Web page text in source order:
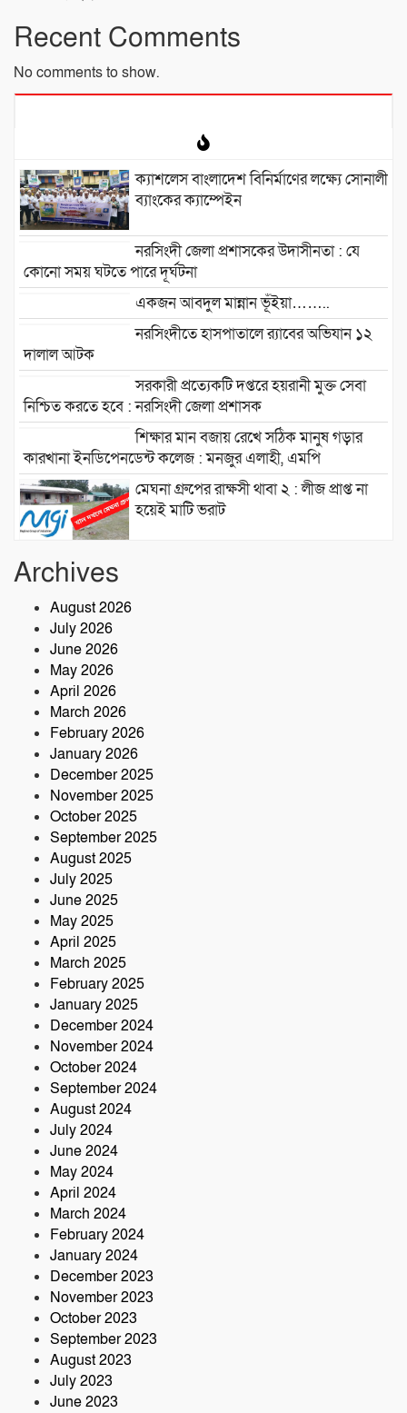
Recent Comments
No comments to show.
ক্যাশলেস বাংলাদেশ বিনির্মাণের লক্ষ্যে সোনালী
ব্যাংকের ক্যাম্পেইন
নরসিংদী জেলা প্রশাসকের উদাসীনতা : যে
কোনো সময় ঘটতে পারে দূর্ঘটনা
একজন আবদুল মান্নান ভূঁইয়া……..
নরসিংদীতে হাসপাতালে র‍্যাবের অভিযান ১২
দালাল আটক
সরকারী প্রত্যেকটি দপ্তরে হয়রানী মুক্ত সেবা
নিশ্চিত করতে হবে : নরসিংদী জেলা প্রশাসক
শিক্ষার মান বজায় রেখে সঠিক মানুষ গড়ার
কারখানা ইনডিপেনডেন্ট কলেজ : মনজুর এলাহী, এমপি
মেঘনা গ্রুপের রাক্ষসী থাবা ২ : লীজ প্রাপ্ত না
হয়েই মাটি ভরাট
‘পার্টনার’ কংগ্রেস অনুষ্ঠিত
Archives
August 2026
July 2026
June 2026
May 2026
April 2026
March 2026
February 2026
January 2026
December 2025
November 2025
October 2025
September 2025
August 2025
July 2025
June 2025
May 2025
April 2025
March 2025
February 2025
January 2025
December 2024
November 2024
October 2024
September 2024
August 2024
July 2024
June 2024
May 2024
April 2024
March 2024
February 2024
January 2024
December 2023
November 2023
October 2023
September 2023
August 2023
July 2023
June 2023